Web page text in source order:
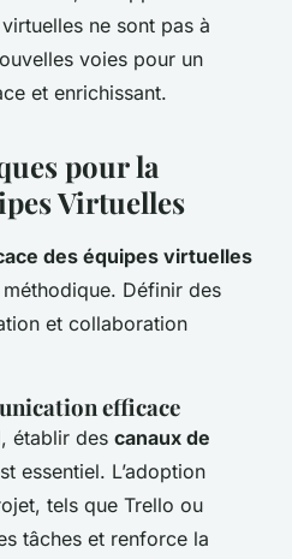
ne sont pas à
voies pour un
et enrichissant.
pour la
Virtuelles
des équipes virtuelles
Définir des
et collaboration
efficace
établir des canaux de
essentiel. L’adoption
tels que Trello ou
tâches et renforce la